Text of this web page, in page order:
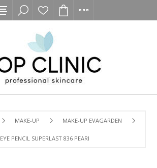
MAKE-UP MAKE-UP EVAGARDEN
EYE PENCIL SUPERLAST 836 PEARL FOLIAGE